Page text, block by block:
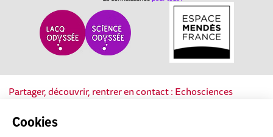
Cookies
Partager, découvrir, rentrer en contact : Echosciences
culture scientifique, technique et industrielle de la région.